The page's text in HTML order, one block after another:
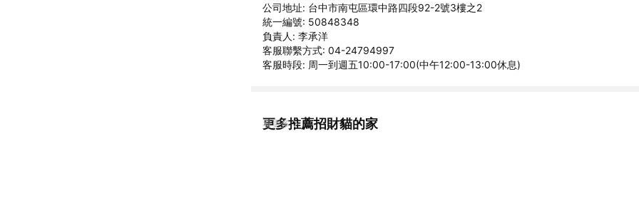
公司地址: 台中市南屯區環中路四段92-2號3樓之2
統一編號: 50848348
負責人: 李承洋
客服聯繫方式: 04-24794997
客服時段: 周一到週五10:00-17:00(中午12:00-13:00休息)
更多推薦招財貓的家
看更多